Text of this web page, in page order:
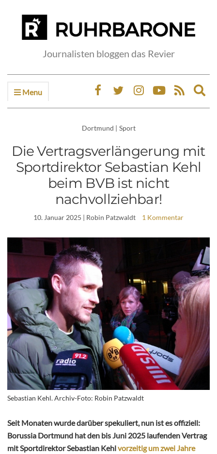
Journalisten bloggen das Revier
Menu
Dortmund | Sport
Die Vertragsverlängerung mit
Sportdirektor Sebastian Kehl
beim BVB ist nicht
nachvollziehbar!
10. Januar 2025 | Robin Patzwaldt 1 Kommentar
Sebastian Kehl. Archiv-Foto: Robin Patzwaldt
Seit Monaten wurde darüber spekuliert, nun ist es offiziell:
Borussia Dortmund hat den bis Juni 2025 laufenden Vertrag
mit Sportdirektor Sebastian Kehlvorzeitig um zwei Jahre